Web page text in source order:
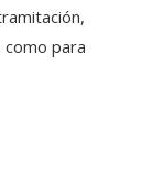
para